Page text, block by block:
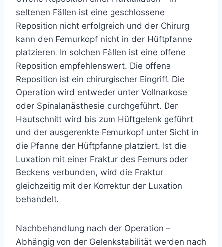
seltenen Fällen ist eine geschlossene
Reposition nicht erfolgreich und der Chirurg
kann den Femurkopf nicht in der Hüftpfanne
platzieren. In solchen Fällen ist eine offene
Reposition empfehlenswert. Die offene
Reposition ist ein chirurgischer Eingriff. Die
Operation wird entweder unter Vollnarkose
oder Spinalanästhesie durchgeführt. Der
Hautschnitt wird bis zum Hüftgelenk geführt
und der ausgerenkte Femurkopf unter Sicht in
die Pfanne der Hüftpfanne platziert. Ist die
Luxation mit einer Fraktur des Femurs oder
Beckens verbunden, wird die Fraktur
gleichzeitig mit der Korrektur der Luxation
behandelt.
Nachbehandlung nach der Operation –
Abhängig von der Gelenkstabilität werden nach